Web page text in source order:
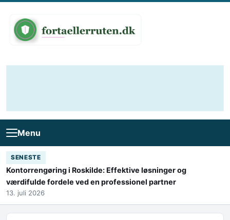
Menu
SENESTE
Kontorrengøring i Roskilde: Effektive løsninger og
værdifulde fordele ved en professionel partner
13. juli 2026